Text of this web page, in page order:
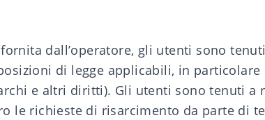
dall’operatore, gli utenti sono
di legge applicabili, in
e altri diritti). Gli utenti sono tenuti a
le richieste di risarcimento da parte di